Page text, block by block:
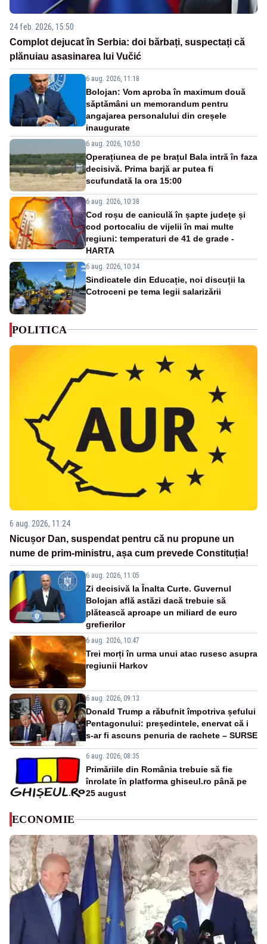
24 feb. 2026, 15:50
Complot dejucat în Serbia: doi bărbați, suspectați că
plănuiau asasinarea lui Vučić
6 aug. 2026, 11:18
Bolojan: Vom aproba în maximum două
săptămâni un memorandum pentru
angajarea personalului din creșele
inaugurate
6 aug. 2026, 10:50
Operațiunea de pe brațul Bala intră în faza
decisivă. Prima barjă ar putea fi
scufundată la ora 15:00
6 aug. 2026, 10:38
Cod roșu de caniculă în șapte județe și
cod portocaliu de vijelii în mai multe
regiuni: temperaturi de 41 de grade -
HARTA
6 aug. 2026, 10:34
Sindicatele din Educație, noi discuții la
Cotroceni pe tema legii salarizării
POLITICA
6 aug. 2026, 11:24
Nicușor Dan, suspendat pentru că nu propune un
nume de prim-ministru, așa cum prevede Constituția!
6 aug. 2026, 11:05
Zi decisivă la Înalta Curte. Guvernul
Bolojan află astăzi dacă trebuie să
plătească aproape un miliard de euro
grefierilor
6 aug. 2026, 10:47
Trei morți în urma unui atac rusesc asupra
regiunii Harkov
6 aug. 2026, 09:13
Donald Trump a răbufnit împotriva șefului
Pentagonului: președintele, enervat că i
s-ar fi ascuns penuria de rachete – SURSE
6 aug. 2026, 08:35
Primăriile din România trebuie să fie
înrolate în platforma ghiseul.ro până pe
25 august
ECONOMIE